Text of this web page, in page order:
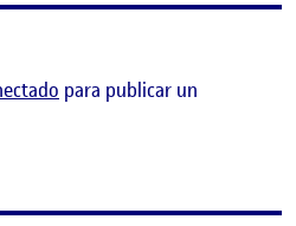
para publicar un